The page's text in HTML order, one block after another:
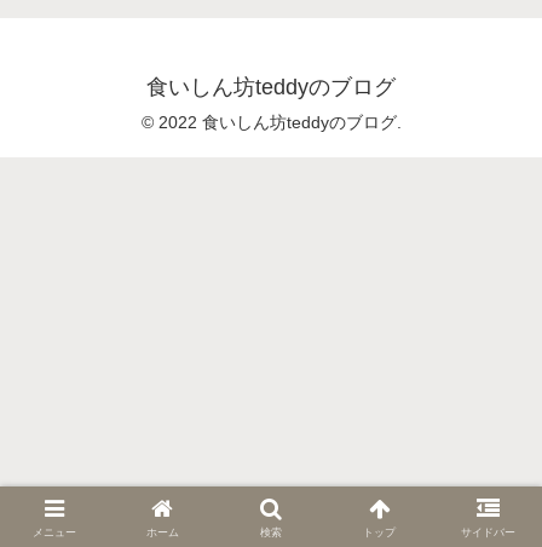
食いしん坊teddyのブログ
© 2022 食いしん坊teddyのブログ.
メニュー ホーム 検索 トップ サイドバー